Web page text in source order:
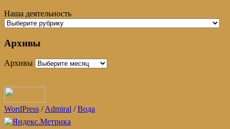
Наша деятельность
Архивы
Архивы
WordPress /Admiral /Вода